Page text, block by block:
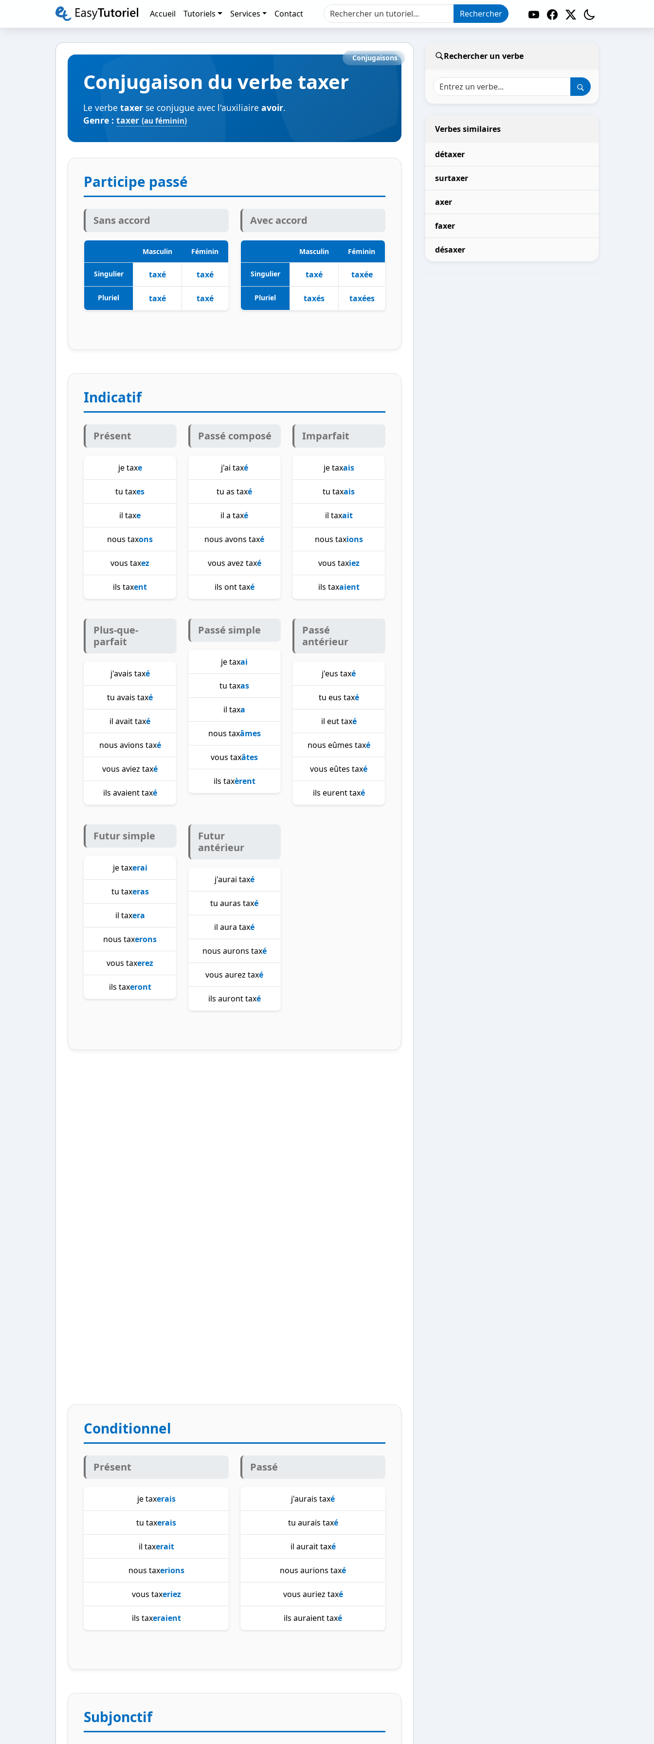
Accueil Tutoriels Services Contact Rechercher
Conjugaisons
Conjugaison du verbe taxer
Le verbe taxer se conjugue avec l'auxiliaire avoir.
Genre : taxer (au féminin)
Participe passé
Sans accord
Masculin Féminin
Singulier taxé taxé
Pluriel taxé taxé
Avec accord
Masculin Féminin
Singulier taxé taxée
Pluriel taxés taxées
Indicatif
Présent
je taxe
tu taxes
il taxe
nous taxons
vous taxez
ils taxent
Passé composé
j'ai taxé
tu as taxé
il a taxé
nous avons taxé
vous avez taxé
ils ont taxé
Imparfait
je taxais
tu taxais
il taxait
nous taxions
vous taxiez
ils taxaient
Plus-que-
parfait
j'avais taxé
tu avais taxé
il avait taxé
nous avions taxé
vous aviez taxé
ils avaient taxé
Passé simple
je taxai
tu taxas
il taxa
nous taxâmes
vous taxâtes
ils taxèrent
Passé
antérieur
j'eus taxé
tu eus taxé
il eut taxé
nous eûmes taxé
vous eûtes taxé
ils eurent taxé
Futur simple
je taxerai
tu taxeras
il taxera
nous taxerons
vous taxerez
ils taxeront
Futur
antérieur
j'aurai taxé
tu auras taxé
il aura taxé
nous aurons taxé
vous aurez taxé
ils auront taxé
Conditionnel
Présent
je taxerais
tu taxerais
il taxerait
nous taxerions
vous taxeriez
ils taxeraient
Passé
j'aurais taxé
tu aurais taxé
il aurait taxé
nous aurions taxé
vous auriez taxé
ils auraient taxé
Subjonctif
Rechercher un verbe
Verbes similaires
détaxer
surtaxer
axer
faxer
désaxer